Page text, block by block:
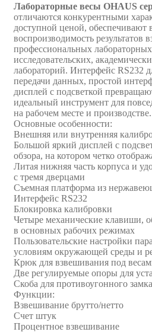
Лабораторные весы OHAUS
отличаются конкурентными
доступной ценой, обеспечивают
воспроизводимость результатов
профессиональных
исследовательских,
лабораторий. Интерфейс RS232
передачи данных, простой
дисплей с подсветкой
идеальный инструмент для
на рабочем месте и производстве.
Основные особенности:
Внешняя или внутренняя
Большой яркий дисплей с
обзора, на котором четко
Литая нижняя часть корпуса и
с тремя дверцами
Съемная платформа из
Интерфейс RS232
Блокировка калибровки
Четыре механические клавиши,
в основных рабочих режимах
Пользовательские настройки
условиям окружающей среды и
Крюк для взвешивания под
Две регулируемые опоры для
Скоба для противоугонного замка
Функции:
Взвешивание брутто/нетто
Счет штук
Процентное взвешивание